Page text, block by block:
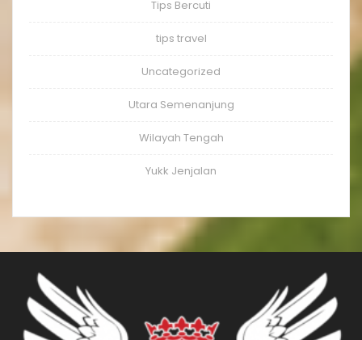
Tips Bercuti
tips travel
Uncategorized
Utara Semenanjung
Wilayah Tengah
Yukk Jenjalan